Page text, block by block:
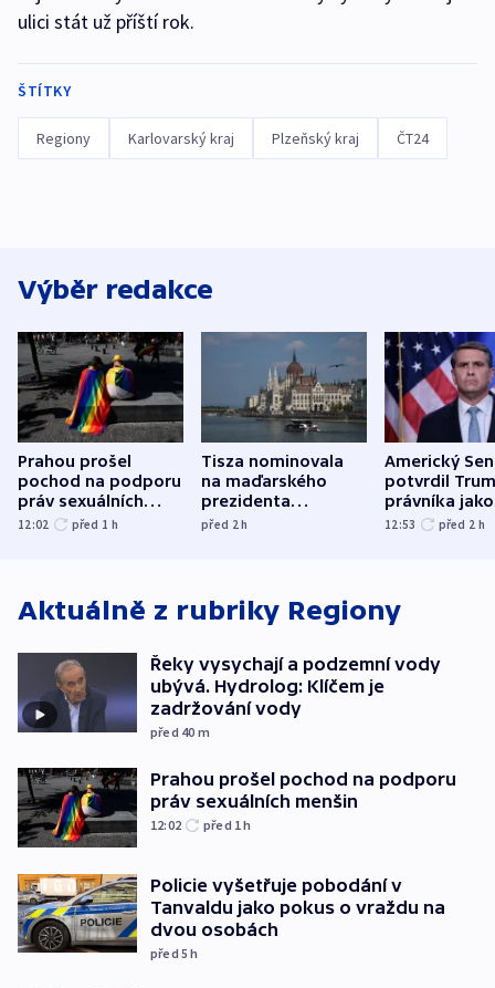
ulici stát už příští rok.
ŠTÍTKY
Regiony Karlovarský kraj Plzeňský kraj ČT24
Výběr redakce
Prahou prošel
pochod na podporu
práv sexuálních
menšin
12:02 před 1 h
Tisza nominovala
na maďarského
prezidenta
bývalého šéfa
před 2h
Americký
potvrdil
právníka jako
ministra
12:53 před 2 h
Aktuálně z rubriky Regiony
Řeky vysychají a podzemní vody
ubývá. Hydrolog: Klíčem je
zadržování vody
před 40 m
Prahou prošel pochod na podporu
práv sexuálních menšin
12:02 před 1h
Policie vyšetřuje pobodání v
Tanvaldu jako pokus o vraždu na
dvou osobách
před 5h